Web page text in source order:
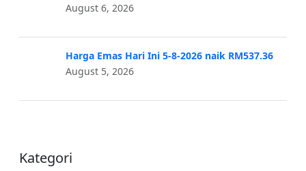
August 6, 2026
Harga Emas Hari Ini 5-8-2026 naik RM537.36
August 5, 2026
Kategori